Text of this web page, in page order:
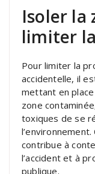
Isoler la
limiter
Pour limiter la
accidentelle, il
mettant en
zone
toxiques de se
contribue à
l’accident et à
publique.